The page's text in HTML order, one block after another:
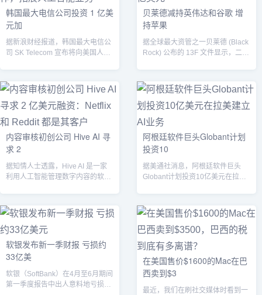
韩国最大电信公司投资 1 亿美
元加
据新浪财经报道，韩国最大电信公
司 SK Telecom 宣布将向美国人工
贝莱德减持英伟达和谷歌 增
持苹果
据全球最大资管之一贝莱德 (Black
Rock) 公布的 13F 文件显示，二季
内容审核初创公司 Hive AI 寻
求 2
据知情人士透露，Hive AI 是一家
利用人工智能管理数字内容的软件
阿根廷软件巨头Globant计划
投资10
据美通社消息，阿根廷软件巨头
Globant计划投资10亿美元在拉丁
软银发布新一季财报 亏损约
33亿美
软银（SoftBank）在4月至6月期间
第一季度报告中出人意料地亏损，
在美国售价$1600的Mac在巴
西卖到$3
最近，我们在刷社交媒体时看到一